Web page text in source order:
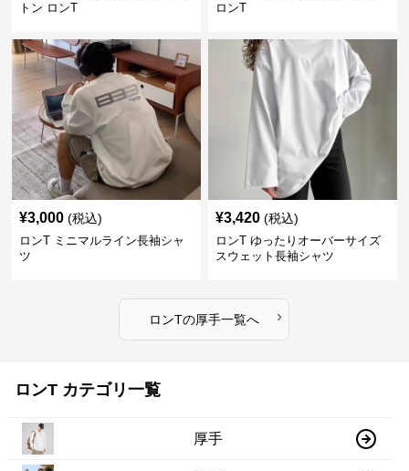
トン ロンT
ロンT
¥3,000 (税込)
ロンT ミニマルライン長袖シャ
ツ
¥3,420 (税込)
ロンT ゆったりオーバーサイズ
スウェット長袖シャツ
ロンTの厚手一覧へ ›
ロンT カテゴリ一覧
厚手